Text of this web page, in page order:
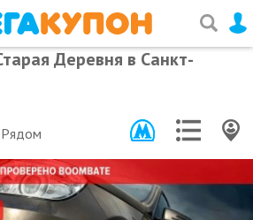
Деревня в Санкт-
Рядом